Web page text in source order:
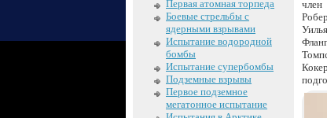
Первая атомная торпеда
Боевые стрельбы с
ядерными взрывами
Испытание водородной
бомбы
Испытание супербомбы
Подземные взрывы
Первое подземное
мегатонное испытание
член